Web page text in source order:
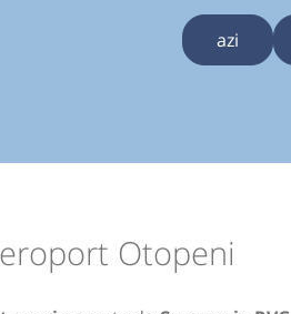
azi
Otopeni